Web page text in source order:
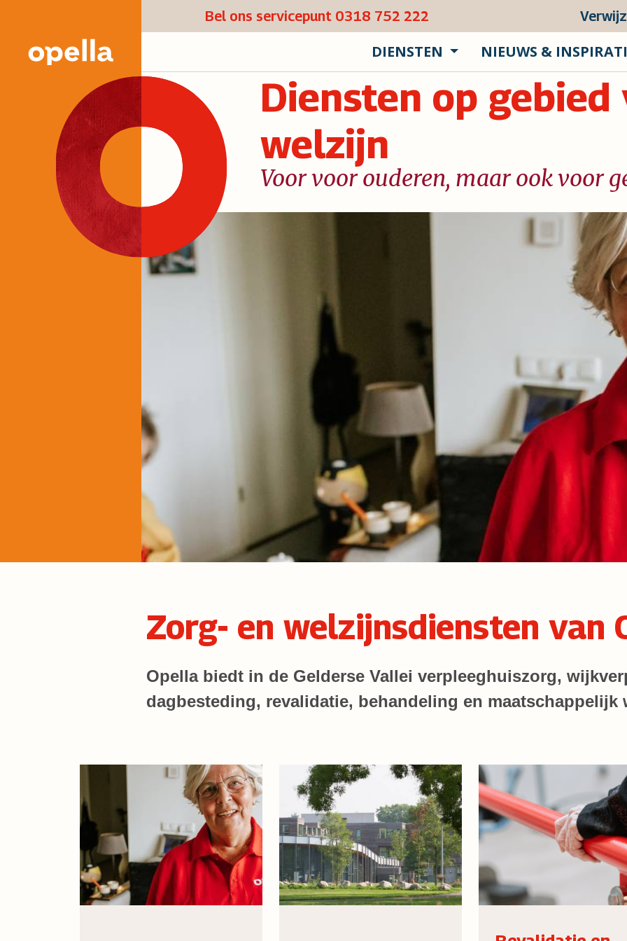
Bel ons servicepunt 0318 752 222
DIENSTEN NIEUWS &
Diensten op gebied
welzijn
Voor voor ouderen, maar ook voor
Zorg- en welzijnsdiensten van
Opella biedt in de Gelderse Vallei verpleeghuiszorg,
dagbesteding, revalidatie, behandeling en maatschappelijk